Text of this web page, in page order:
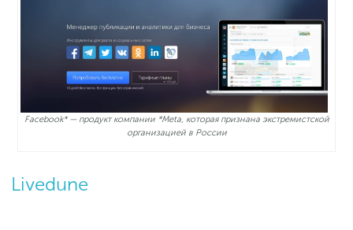
Facebook* — продукт компании *Meta, которая признана экстремистской
организацией в России
Livedune